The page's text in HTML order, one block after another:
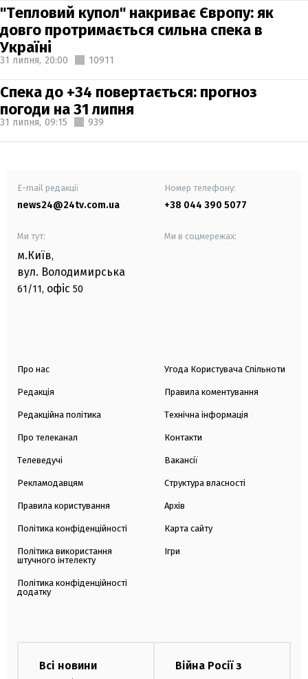
"Тепловий купол" накриває Європу: як
довго протримається сильна спека в
Україні
31 липня, 20:00 10911
Спека до +34 повертається: прогноз
погоди на 31 липня
31 липня, 09:15 939
E-mail редакції
news24@24tv.com.ua
Номер телефону:
+38 044 390 5077
Ми тут:
м.Київ,
вул. Володимирська
61/11, офіс 50
Ми в соцмережах:
Про нас
Редакція
Редакційна політика
Про телеканал
Телеведучі
Рекламодавцям
Правила користування
Політика конфіденційності
Політика використання
штучного інтелекту
Політика конфіденційності
додатку
Угода Користувача Спільноти
Правила коментування
Технічна інформація
Контакти
Вакансії
Структура власності
Архів
Карта сайту
Ігри
Всі новини
Війна Росії з